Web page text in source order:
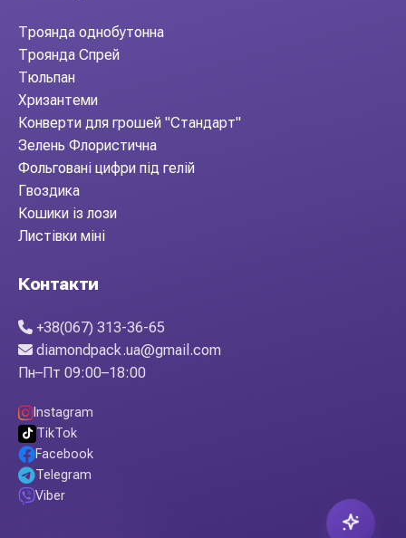
Троянда однобутонна
Троянда Спрей
Тюльпан
Хризантеми
Конверти для грошей "Стандарт"
Зелень Флористична
Фольговані цифри під гелій
Гвоздика
Кошики із лози
Листівки міні
Контакти
+38(067) 313-36-65
diamondpack.ua@gmail.com
Пн–Пт 09:00–18:00
Instagram
TikTok
Facebook
Telegram
Viber